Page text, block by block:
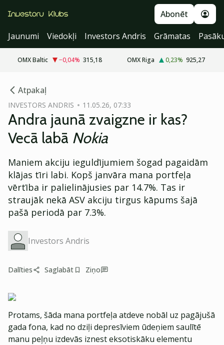
Abonēt
Jaunumi
Viedokļi Investors Andris Grāmatas
OMX Baltic −0,04% 315,18 OMX Riga 0,23% 925,27
Atpakaļ
INVESTORS ANDRIS 11.05.26, 07:33
Andra jaunā zvaigzne ir kas?
Vecā labā Nokia
Maniem akciju ieguldījumiem šogad pagaidām
klājas tīri labi. Kopš janvāra mana portfeļa
vērtība ir palielinājusies par 14.7%. Tas ir
straujāk nekā ASV akciju tirgus kāpums šajā
pašā periodā par 7.3%.
Investors Andris
Dalīties Saglabāt Ziņo
Protams, šāda mana portfeļa atdeve nobāl uz pagājušā
gada fona, kad no dziļi depresīviem ūdeņiem saulītē
manu peļņu izdevās iznest eksotiskāku elementu